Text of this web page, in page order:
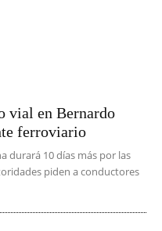
vial en Bernardo
ferroviario
durará 10 días más por las
piden a conductores